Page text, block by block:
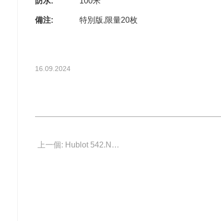
備注: 特別版,限量20枚
16.09.2024
上一個: Hublot 542.NX.5610.NR.HEC24